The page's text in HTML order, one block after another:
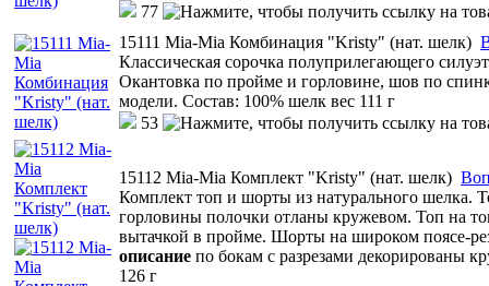
77
15111 Mia-Mia Комбинация "Kristy" (нат. шелк)
Классическая сорочка полуприлегающего
Окантовка по пройме и горловине, шов по
модели. Состав: 100% шелк вес 111 г
53
15112 Mia-Mia Комплект "Kristy" (нат. шелк)
Комплект топ и шорты из натурального шелка.
горловины полочки отланы кружевом. Топ на
вытачкой в пройме. Шорты на широком поясе-
описание по бокам с разрезами декорированы
126 г